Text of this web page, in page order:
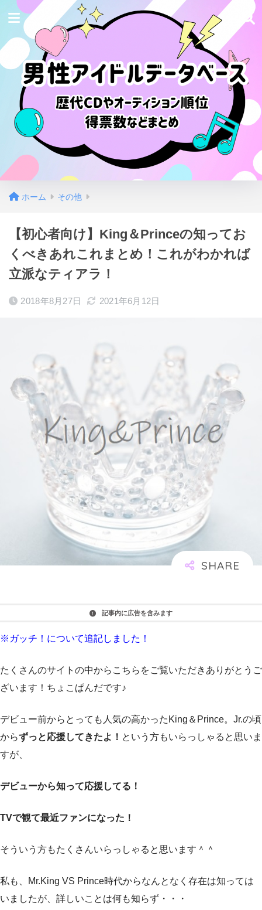
ホーム その他
【初心者向け】King＆Princeの知ってお
くべきあれこれまとめ！これがわかれば
立派なティアラ！
2018年8月27日 2021年6月12日
記事内に広告を含みます
※ガッチ！について追記しました！
たくさんのサイトの中からこちらをご覧いただきありがとうご
ざいます！ちょこぱんだです♪
デビュー前からとっても人気の高かったKing＆Prince。Jr.の頃
からずっと応援してきたよ！ という方もいらっしゃると思いま
すが、
デビューから知って応援してる！
TVで観て最近ファンになった！
そういう方もたくさんいらっしゃると思います＾＾
私も、Mr.King VS Prince時代からなんとなく存在は知っては
いましたが、詳しいことは何も知らず・・・